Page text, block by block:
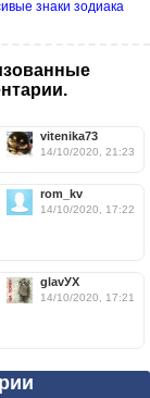
знаки зодиака
vitenika73
14/10/2020, 21:23
rom_kv
14/10/2020, 17:22
glavУХ
14/10/2020, 17:21